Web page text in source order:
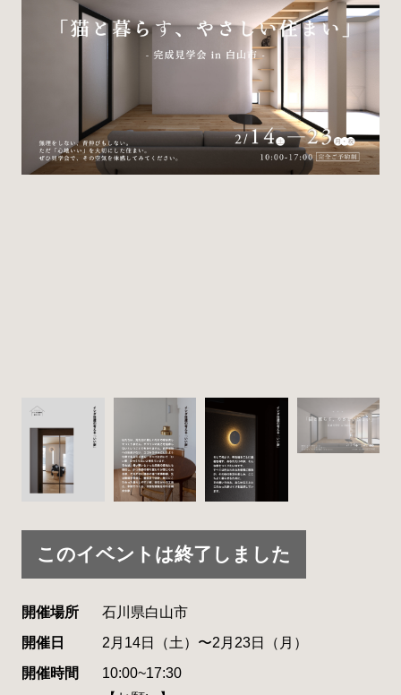
このイベントは終了しました
開催場所
石川県白山市
開催日
2月14日（土）〜2月23日（月）
開催時間
10:00~17:30